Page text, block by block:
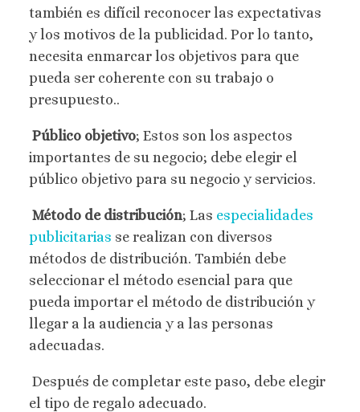
también es difícil reconocer las expectativas
y los motivos de la publicidad. Por lo tanto,
necesita enmarcar los objetivos para que
pueda ser coherente con su trabajo o
presupuesto..
Público objetivo; Estos son los aspectos
importantes de su negocio; debe elegir el
público objetivo para su negocio y servicios.
Método de distribución; Las especialidades
publicitarias se realizan con diversos
métodos de distribución. También debe
seleccionar el método esencial para que
pueda importar el método de distribución y
llegar a la audiencia y a las personas
adecuadas.
Después de completar este paso, debe elegir
el tipo de regalo adecuado.